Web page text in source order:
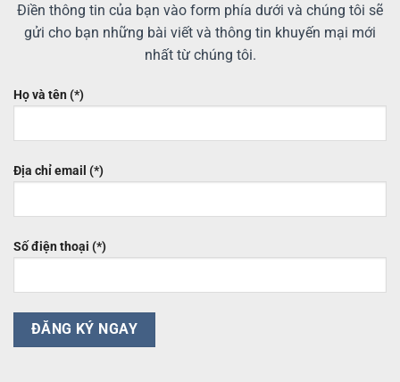
Điền thông tin của bạn vào form phía dưới và chúng tôi sẽ
gửi cho bạn những bài viết và thông tin khuyến mại mới
nhất từ chúng tôi.
Họ và tên (*)
Địa chỉ email (*)
Số điện thoại (*)